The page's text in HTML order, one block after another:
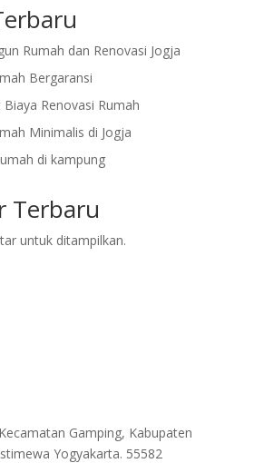
Rumah dan Renovasi Jogja
Bergaransi
Renovasi Rumah
Minimalis di Jogja
di kampung
Terbaru
untuk ditampilkan.
Gamping, Kabupaten
Yogyakarta. 55582